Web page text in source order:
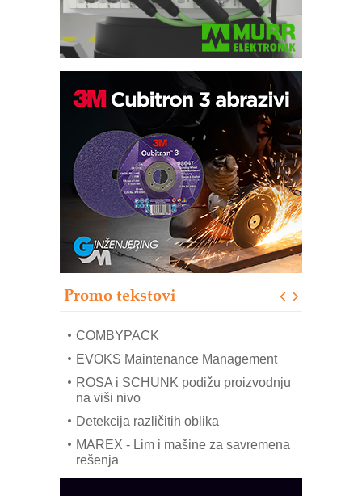
Promo tekstovi
Bezbednost na prvom mestu!
IB BLUMENAUER - više od 40 godina
poverenja u industriji
RMQ-TITAN ADVANCED INDICATOR
– Pametna signalizacija za efikasnije
upravljanje mašinama
Sigurnije ispitivanje transformatora u
solarnim elektranama i vetroparkovima
Pranje točkova na gradilištu- standard
modernog i odgovornog građenja
mrežnog pretvarača sa tečnim
COMBYPACK
EVOKS Maintenance Management
ROSA i SCHUNK podižu proizvodnju
na viši nivo
Detekcija različitih oblika
MAREX - Lim i mašine za savremena
rešenja